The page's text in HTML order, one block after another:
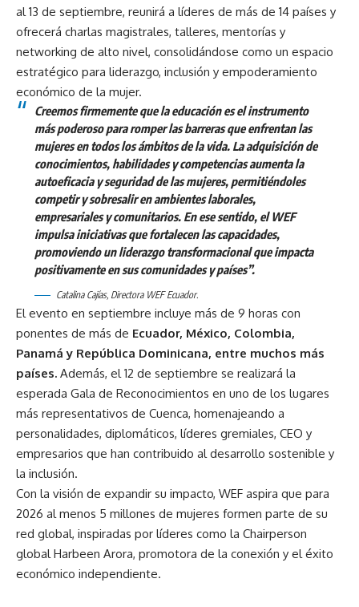
al 13 de septiembre, reunirá a líderes de más de 14 países y
ofrecerá charlas magistrales, talleres, mentorías y
networking de alto nivel, consolidándose como un espacio
estratégico para liderazgo, inclusión y empoderamiento
económico de la mujer.
Creemos firmemente que la educación es el instrumento
más poderoso para romper las barreras que enfrentan las
mujeres en todos los ámbitos de la vida. La adquisición de
conocimientos, habilidades y competencias aumenta la
autoeficacia y seguridad de las mujeres, permitiéndoles
competir y sobresalir en ambientes laborales,
empresariales y comunitarios. En ese sentido, el WEF
impulsa iniciativas que fortalecen las capacidades,
promoviendo un liderazgo transformacional que impacta
positivamente en sus comunidades y países”.
Catalina Cajías, Directora WEF Ecuador.
El evento en septiembre incluye más de 9 horas con
ponentes de más de Ecuador, México, Colombia,
Panamá y República Dominicana, entre muchos más
países. Además, el 12 de septiembre se realizará la
esperada Gala de Reconocimientos en uno de los lugares
más representativos de Cuenca, homenajeando a
personalidades, diplomáticos, líderes gremiales, CEO y
empresarios que han contribuido al desarrollo sostenible y
la inclusión.
Con la visión de expandir su impacto, WEF aspira que para
2026 al menos 5 millones de mujeres formen parte de su
red global, inspiradas por líderes como la Chairperson
global Harbeen Arora, promotora de la conexión y el éxito
económico independiente.